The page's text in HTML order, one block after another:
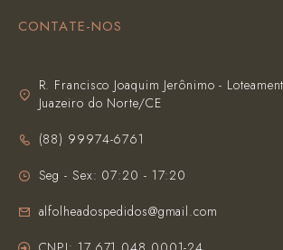
CONTATE-NOS
R. Francisco Joaquim Jerônimo -
Juazeiro do Norte/CE
(‪88) 99974-6761‬
Seg - Sex: 07:20 - 17:20
alfolheadospedidos@gmail.com